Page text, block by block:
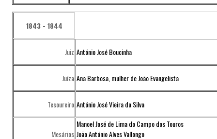
1843 - 1844
Juiz António José Boucinha
Juíza Ana Barbosa, mulher de João Evangelista
Tesoureiro António José Vieira da Silva
Mesários
Manoel José de Lima do Campo dos Touros
João António Alves Vallongo